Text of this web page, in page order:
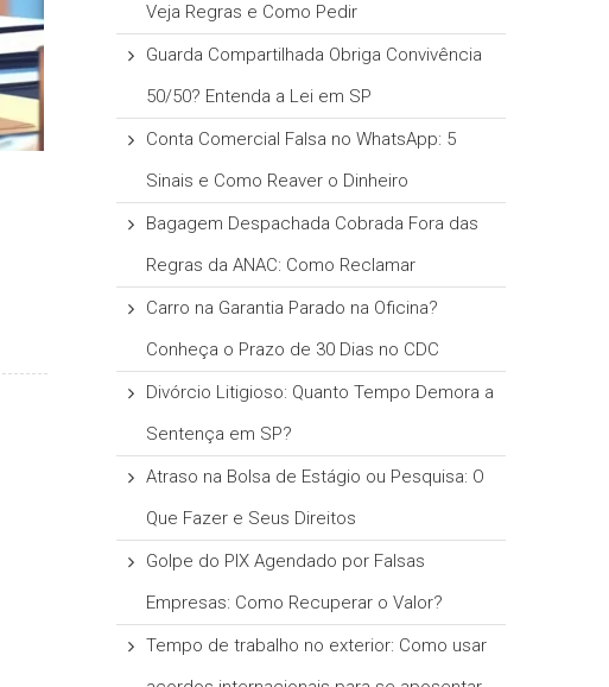
Veja Regras e Como Pedir
Guarda Compartilhada Obriga Convivência
50/50? Entenda a Lei em SP
Conta Comercial Falsa no WhatsApp: 5
Sinais e Como Reaver o Dinheiro
Bagagem Despachada Cobrada Fora das
Regras da ANAC: Como Reclamar
Carro na Garantia Parado na Oficina?
Conheça o Prazo de 30 Dias no CDC
Divórcio Litigioso: Quanto Tempo Demora a
Sentença em SP?
Atraso na Bolsa de Estágio ou Pesquisa: O
Que Fazer e Seus Direitos
Golpe do PIX Agendado por Falsas
Empresas: Como Recuperar o Valor?
Tempo de trabalho no exterior: Como usar